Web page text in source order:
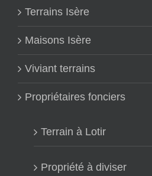
Terrains Isère
Maisons Isère
Viviant terrains
Propriétaires fonciers
Terrain à Lotir
Propriété à diviser